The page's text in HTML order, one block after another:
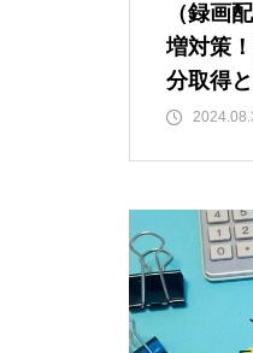
（録画
増対策
分取得
高騰に